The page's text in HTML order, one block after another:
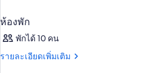
ห้องพัก
พักได้ 10 คน
รายละเอียดเพิ่มเติม
ราย